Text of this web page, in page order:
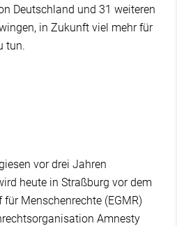
Deutschland und 31 weiteren
in Zukunft viel mehr für
tun.
vor drei Jahren
heute in Straßburg vor dem
Menschenrechte (EGMR)
Amnesty